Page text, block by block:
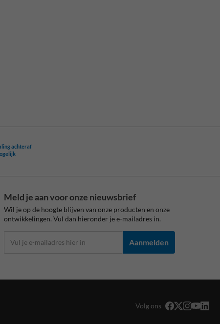
achteraf
Meld je aan voor onze nieuwsbrief
Wil je op de hoogte blijven van onze producten en onze
ontwikkelingen. Vul dan hieronder je e-mailadres in.
Aanmelden
Volg ons